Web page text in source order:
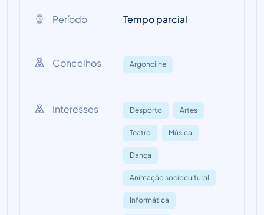
Período Tempo parcial
Concelhos Argoncilhe
Interesses Desporto Artes
Teatro Música
Dança
Animação sociocultural
Informática